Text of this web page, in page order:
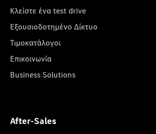
Κλείστε ένα test drive
Εξουσιοδοτημένο Δίκτυο
Τιμοκατάλογοι
Επικοινωνία
Business Solutions
After-Sales